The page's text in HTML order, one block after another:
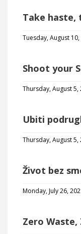
Take haste,
Tuesday, August 10,
Shoot your
Thursday, August 5,
Ubiti
Thursday, August 5,
Život bez
Monday, July 26,
Zero